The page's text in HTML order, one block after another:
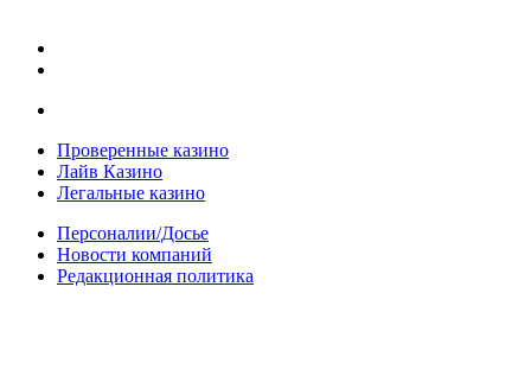
Проверенные казино
Лайв Казино
Легальные казино
Персоналии/Досье
Новости компаний
Редакционная политика